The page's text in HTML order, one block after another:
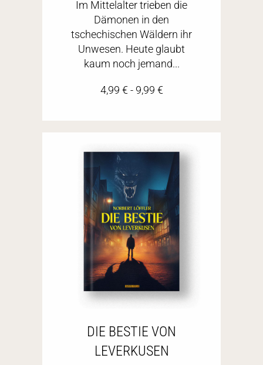
Im Mittelalter trieben die
Dämonen in den
tschechischen Wäldern ihr
Unwesen. Heute glaubt
kaum noch jemand...
4,99 € - 9,99 €
DIE BESTIE VON
LEVERKUSEN